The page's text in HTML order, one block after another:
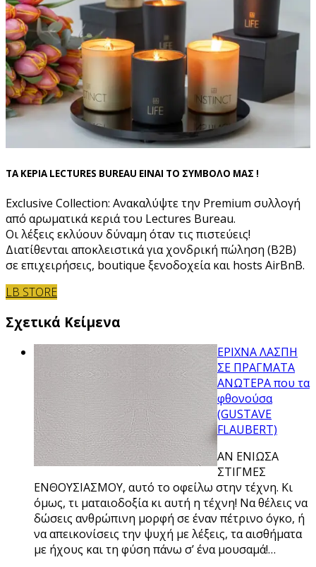
ΤΑ ΚΕΡΙΑ LECTURES BUREAU ΕΙΝΑΙ ΤΟ ΣΥΜΒΟΛΟ ΜΑΣ !
Exclusive Collection: Ανακαλύψτε την Premium συλλογή
από αρωματικά κεριά του Lectures Bureau.
Οι λέξεις εκλύουν δύναμη όταν τις πιστεύεις!
Διατίθενται αποκλειστικά για χονδρική πώληση (B2B)
σε επιχειρήσεις, boutique ξενοδοχεία και hosts AirBnB.
LB STORE
Σχετικά Κείμενα
ΕΡΙΧΝΑ ΛΑΣΠΗ
ΣΕ ΠΡΑΓΜΑΤΑ
ΑΝΩΤΕΡΑ που τα
φθονούσα
(GUSTAVE
FLAUBERT)
ΑΝ ΕΝΙΩΣΑ
ΣΤΙΓΜΕΣ
ΕΝΘΟΥΣΙΑΣΜΟΥ, αυτό το οφείλω στην τέχνη. Κι
όμως, τι ματαιοδοξία κι αυτή η τέχνη! Να θέλεις να
δώσεις ανθρώπινη μορφή σε έναν πέτρινο όγκο, ή
να απεικονίσεις την ψυχή με λέξεις, τα αισθήματα
με ήχους και τη φύση πάνω σ’ ένα μουσαμά!…